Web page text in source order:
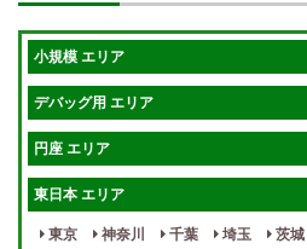
短期OK 入
週1～OK 健
宿泊相談可 保
指名料100％バック！ 寮
小規模 エリア
デバッグ用 エリア
円座 エリア
東日本 エリア
東京 神奈川 千葉 埼玉 茨城